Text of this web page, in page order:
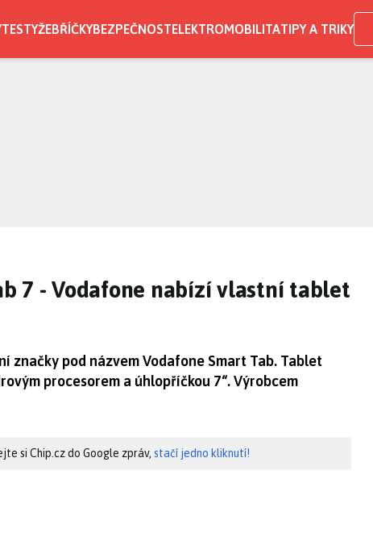
TESTYŽEBŘÍČKYBEZPEČNOSTELEKTROMOBILITATIPY A TRIKY
7 - Vodafone nabízí vlastní tablet
značky pod názvem Vodafone Smart Tab. Tablet
procesorem a úhlopříčkou 7“. Výrobcem
si Chip.cz do Google zpráv, stačí jedno kliknutí!